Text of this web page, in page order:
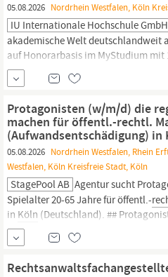
05.08.2026 Nordrhein Westfalen, Köln
IU Internationale Hochschule GmbH
akademische Welt deutschlandweit
auf Honorarbasis im MyStudium
dem Jetzt bewerben . Wähle
Standorte: Dortmund, Dresden,
erwartet Dich Du vermittelst
Kenntnisse mit hohem Praxisbezug,
Protagonisten (w/m/d) die
machen für öffentl.-rechtl.
(Aufwandsentschädigung) in
05.08.2026 Nordrhein Westfalen, Rhein
Westfalen, Köln Kreisfreie Stadt, Köln
StagePool AB Agentur sucht
Spielalter 20-65 Jahre für öffentl.-
in Köln (Deutschland). ##
Überstunden machen für öffentl.-
## Bundesweit | Beschäftigte (m/w/